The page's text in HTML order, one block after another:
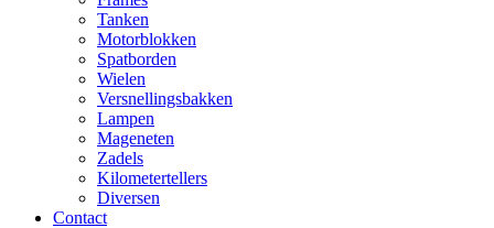
Tanken
Motorblokken
Spatborden
Wielen
Versnellingsbakken
Lampen
Mageneten
Zadels
Kilometertellers
Diversen
Contact